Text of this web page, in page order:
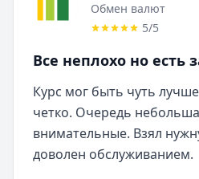
Обмен валют
5/5
Все неплохо но есть
Курс мог быть чуть
четко. Очередь
внимательные. Взял
доволен обслуживанием.